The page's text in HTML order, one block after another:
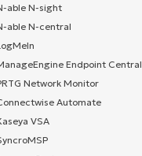
able N-sight
able N-central
Endpoint Central
Network Monitor
Automate
VSA